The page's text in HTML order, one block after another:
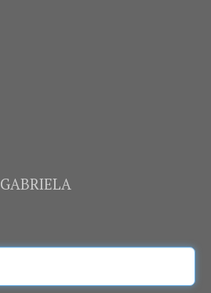
GABRIELA